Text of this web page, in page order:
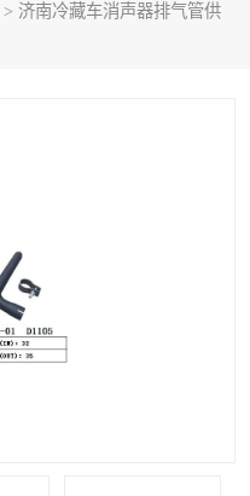
> 济南冷藏车消声器排气管供